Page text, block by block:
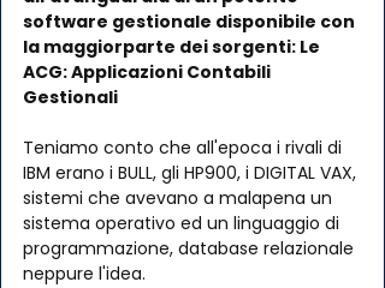
software gestionale disponibile con
la maggiorparte dei sorgenti: Le
ACG: Applicazioni Contabili
Gestionali
Teniamo conto che all'epoca i rivali di
IBM erano i BULL, gli HP900, i DIGITAL VAX,
sistemi che avevano a malapena un
sistema operativo ed un linguaggio di
programmazione, database relazionale
neppure l'idea.